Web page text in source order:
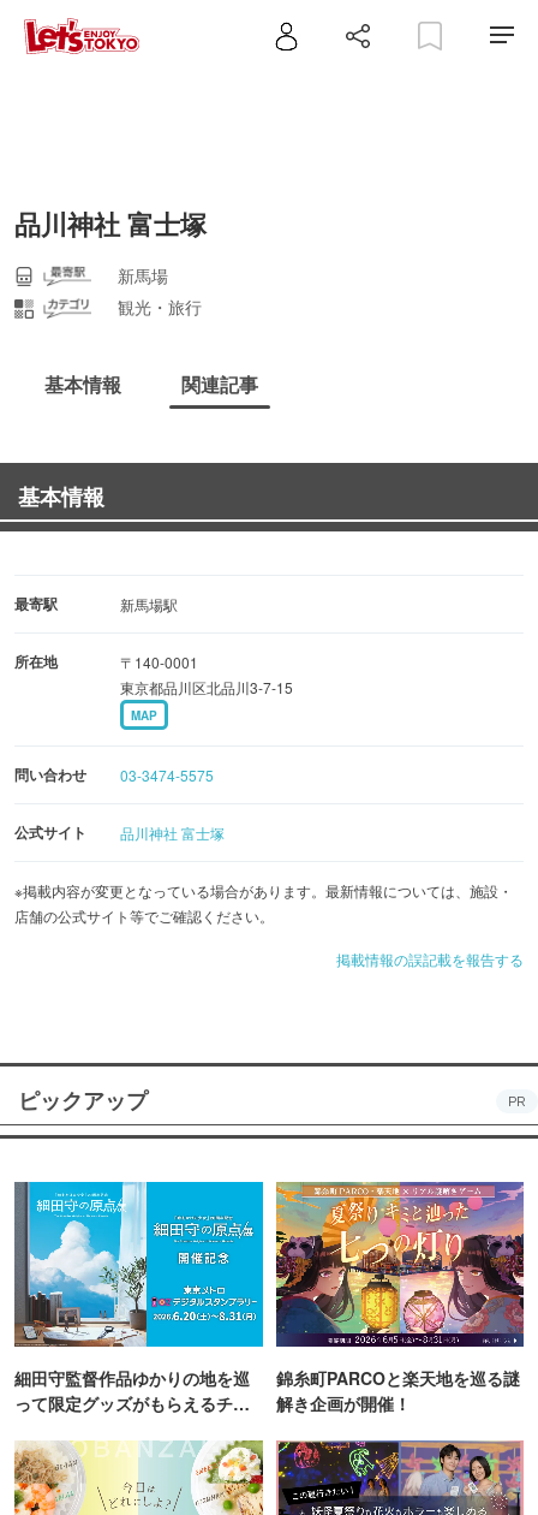
品川神社 富士塚
新馬場
観光・旅行
基本情報 関連記事
基本情報
最寄駅 新馬場駅
所在地
〒140-0001
東京都品川区北品川3-7-15
MAP
問い合わせ 03-3474-5575
公式サイト 品川神社 富士塚
※掲載内容が変更となっている場合があります。最新情報については、施設・
店舗の公式サイト等でご確認ください。
掲載情報の誤記載を報告する
ピックアップ PR
細田守監督作品ゆかりの地を巡
って限定グッズがもらえるチャ
錦糸町PARCOと楽天地を巡る謎
解き企画が開催！